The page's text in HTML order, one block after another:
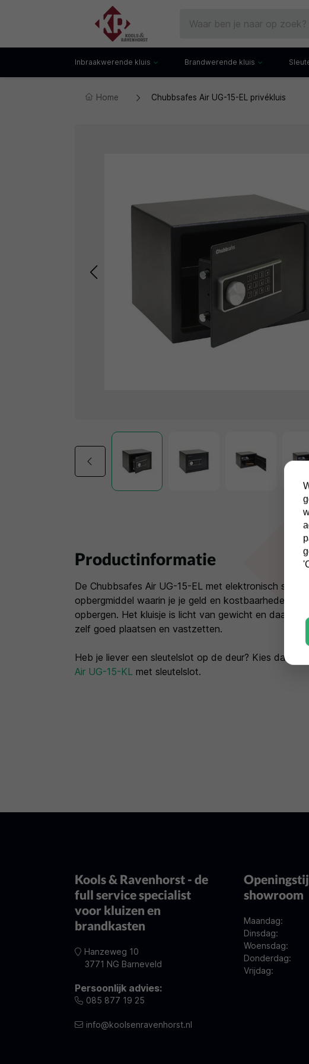
Inbraakwerende kluis
Gecertificeerde kluis
Brandwerende kluis
Documentenkluis
Home Chubbsafes Air UG-15-EL privékluis
Productinformatie
De Chubbsafes Air UG-15-EL met elektronisch slot is
opbergmiddel waarin je je geld en kostbaarheden uit
opbergen. Het kluisje is licht van gewicht en
zelf goed plaatsen en vastzetten.
Heb je liever een sleutelslot op de deur? Kies dan de
Air UG-15-KL met sleutelslot.
Kools & Ravenhorst - de
full service specialist
voor kluizen en
brandkasten
Hanzeweg 10
3771 NG Barneveld
Persoonlijk advies:
085 877 19 25
info@koolsenravenhorst.nl
showroom
Maandag:
Dinsdag:
Woensdag:
Donderdag:
Vrijdag: